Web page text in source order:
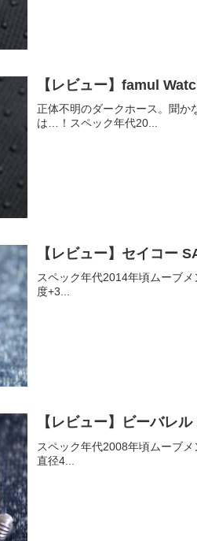
【レビュー】famul
正体不明のダークホース。聞か
は…！スペック年代20...
【レビュー】セイコー
スペック年代2014年頃ムーブ
度+3...
【レビュー】ビーバレ
スペック年代2008年頃ムーブ
直径4...